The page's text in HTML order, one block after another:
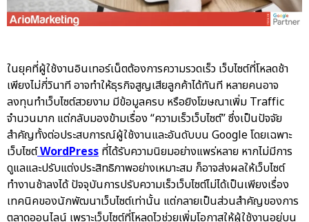
ในยุคที่ผู้ใช้งานอินเทอร์เน็ตต้องการความรวดเร็ว เว็บไซต์ที่โหลดช้า
เพียงไม่กี่วินาที อาจทำให้ธุรกิจสูญเสียลูกค้าได้ทันที หลายคนอาจ
ลงทุนทำเว็บไซต์สวยงาม มีข้อมูลครบ หรือยิงโฆษณาเพิ่ม Traffic
จำนวนมาก แต่กลับมองข้ามเรื่อง “ความเร็วเว็บไซต์” ซึ่งเป็นปัจจัย
สำคัญทั้งต่อประสบการณ์ผู้ใช้งานและอันดับบน Google โดยเฉพาะ
เว็บไซต์WordPress ที่ได้รับความนิยมอย่างแพร่หลาย หากไม่มีการ
ดูแลและปรับแต่งประสิทธิภาพอย่างเหมาะสม ก็อาจส่งผลให้เว็บไซต์
ทำงานช้าลงได้ ปัจจุบันการปรับความเร็วเว็บไซต์ไม่ได้เป็นเพียงเรื่อง
เทคนิคของนักพัฒนาเว็บไซต์เท่านั้น แต่กลายเป็นส่วนสำคัญของการ
ตลาดออนไลน์ เพราะเว็บไซต์ที่โหลดไวช่วยเพิ่มโอกาสให้ผู้ใช้งานอยู่บน